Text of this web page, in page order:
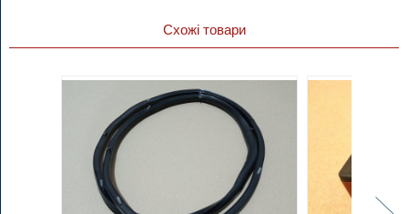
Схожі товари